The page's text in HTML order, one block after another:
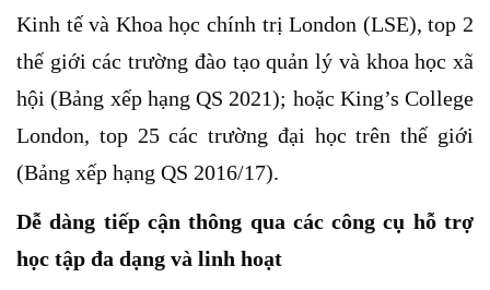
Kinh tế và Khoa học chính trị London (LSE), top 2
thế giới các trường đào tạo quản lý và khoa học xã
hội (Bảng xếp hạng QS 2021); hoặc King’s College
London, top 25 các trường đại học trên thế giới
(Bảng xếp hạng QS 2016/17).
Dễ dàng tiếp cận thông qua các công cụ hỗ trợ
học tập đa dạng và linh hoạt